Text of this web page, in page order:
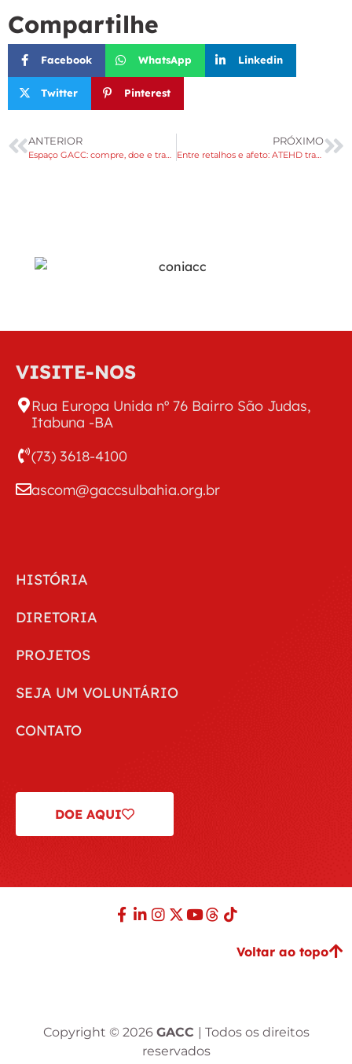
Compartilhe
Facebook WhatsApp Linkedin
Twitter Pinterest
ANTERIOR PRÓXIMO
Entre retalhos e afeto: ATEHD transforma aprendizado em cuidado no GACC Sul Bahia
HISTÓRIA
DIRETORIA
PROJETOS
SEJA UM VOLUNTÁRIO
CONTATO
DOE AQUI
VISITE-NOS
Rua Europa Unida nº 76 Bairro São Judas,
Itabuna -BA
(73) 3618-4100
ascom@gaccsulbahia.org.br
Voltar ao topo
Copyright © 2026 GACC | Todos os direitos
reservados